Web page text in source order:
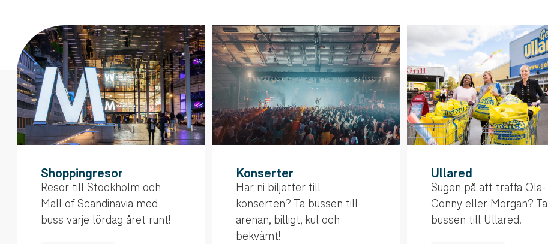
Shoppingresor
Resor till Stockholm och
Mall of Scandinavia med
buss varje lördag året runt!
Konserter
Har ni biljetter till
konserten? Ta bussen till
arenan, billigt, kul och
bekvämt!
Ullared
Sugen på att träffa Ola-
Conny eller Morgan? Ta
bussen till Ullared!